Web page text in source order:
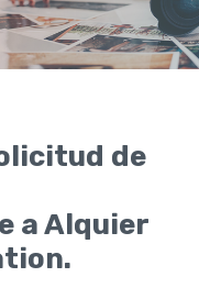
de
a Alquier